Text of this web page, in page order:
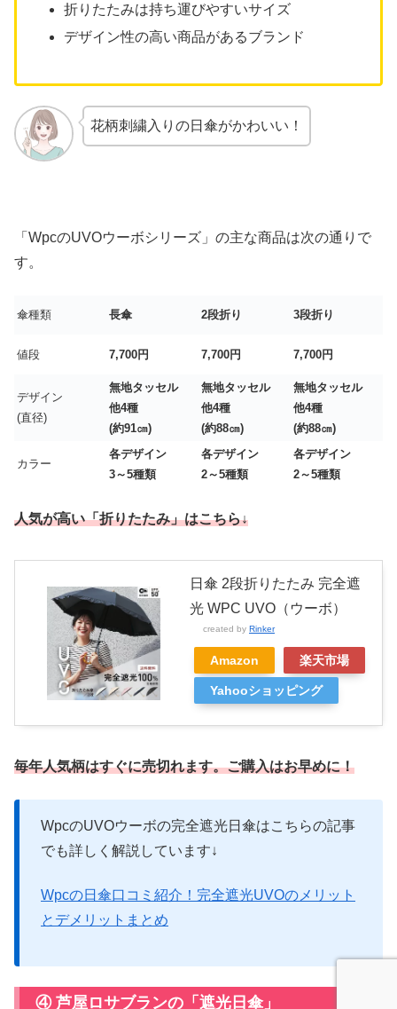
折りたたみは持ち運びやすいサイズ
デザイン性の高い商品があるブランド
花柄刺繍入りの日傘がかわいい！
「WpcのUVOウーボシリーズ」の主な商品は次の通りで
す。
傘種類 長傘 2段折り 3段折り
値段 7,700円 7,700円 7,700円
デザイン
(直径)
無地タッセル
他4種
(約91㎝)
無地タッセル
他4種
(約88㎝)
無地タッセル
他4種
(約88㎝)
カラー
各デザイン
3～5種類
各デザイン
2～5種類
各デザイン
2～5種類
人気が高い「折りたたみ」はこちら↓
日傘 2段折りたたみ 完全遮
光 WPC UVO（ウーボ）
created by Rinker
Amazon 楽天市場
Yahooショッピング
毎年人気柄はすぐに売切れます。ご購入はお早めに！
WpcのUVOウーボの完全遮光日傘はこちらの記事
でも詳しく解説しています↓
Wpcの日傘口コミ紹介！完全遮光UVOのメリット
とデメリットまとめ
④ 芦屋ロサブランの「遮光日傘」